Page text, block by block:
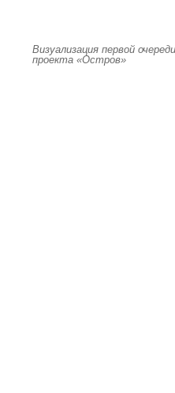
Визуализация первой
проекта «Остров»